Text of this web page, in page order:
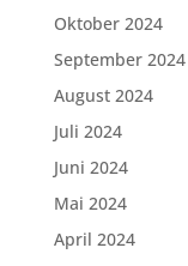
Oktober 2024
September 2024
August 2024
Juli 2024
Juni 2024
Mai 2024
April 2024